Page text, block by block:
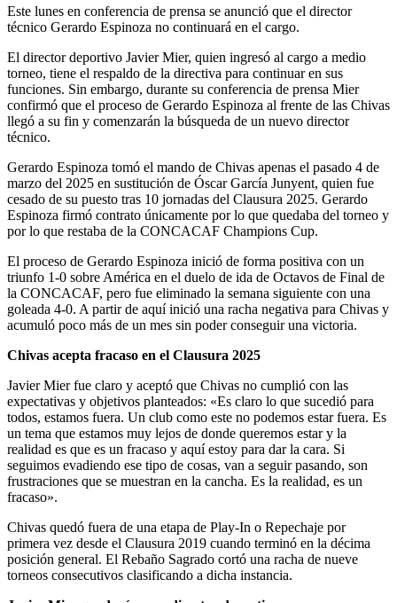
Este lunes en conferencia de prensa se anunció que el director
técnico Gerardo Espinoza no continuará en el cargo.
El director deportivo Javier Mier, quien ingresó al cargo a medio
torneo, tiene el respaldo de la directiva para continuar en sus
funciones. Sin embargo, durante su conferencia de prensa Mier
confirmó que el proceso de Gerardo Espinoza al frente de las Chivas
llegó a su fin y comenzarán la búsqueda de un nuevo director
técnico.
Gerardo Espinoza tomó el mando de Chivas apenas el pasado 4 de
marzo del 2025 en sustitución de Óscar García Junyent, quien fue
cesado de su puesto tras 10 jornadas del Clausura 2025. Gerardo
Espinoza firmó contrato únicamente por lo que quedaba del torneo y
por lo que restaba de la CONCACAF Champions Cup.
El proceso de Gerardo Espinoza inició de forma positiva con un
triunfo 1-0 sobre América en el duelo de ida de Octavos de Final de
la CONCACAF, pero fue eliminado la semana siguiente con una
goleada 4-0. A partir de aquí inició una racha negativa para Chivas y
acumuló poco más de un mes sin poder conseguir una victoria.
Chivas acepta fracaso en el Clausura 2025
Javier Mier fue claro y aceptó que Chivas no cumplió con las
expectativas y objetivos planteados: «Es claro lo que sucedió para
todos, estamos fuera. Un club como este no podemos estar fuera. Es
un tema que estamos muy lejos de donde queremos estar y la
realidad es que es un fracaso y aquí estoy para dar la cara. Si
seguimos evadiendo ese tipo de cosas, van a seguir pasando, son
frustraciones que se muestran en la cancha. Es la realidad, es un
fracaso».
Chivas quedó fuera de una etapa de Play-In o Repechaje por
primera vez desde el Clausura 2019 cuando terminó en la décima
posición general. El Rebaño Sagrado cortó una racha de nueve
torneos consecutivos clasificando a dicha instancia.